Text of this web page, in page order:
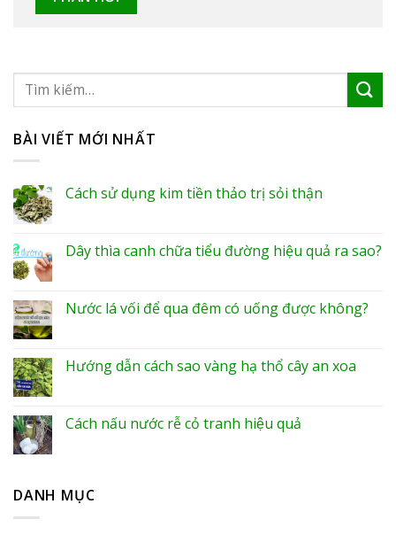
BÀI VIẾT MỚI NHẤT
Cách sử dụng kim tiền thảo trị sỏi thận
Dây thìa canh chữa tiểu đường hiệu quả ra sao?
Nước lá vối để qua đêm có uống được không?
Hướng dẫn cách sao vàng hạ thổ cây an xoa
Cách nấu nước rễ cỏ tranh hiệu quả
DANH MỤC